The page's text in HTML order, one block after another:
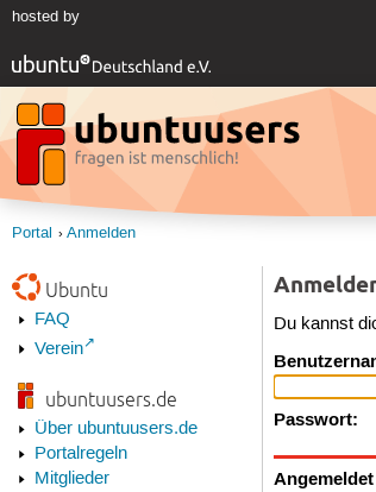
hosted by
Portal Anmelden
Ubuntu
FAQ
Verein
ubuntuusers.de
Über ubuntuusers.de
Portalregeln
Mitglieder
Du kannst
Passwort: